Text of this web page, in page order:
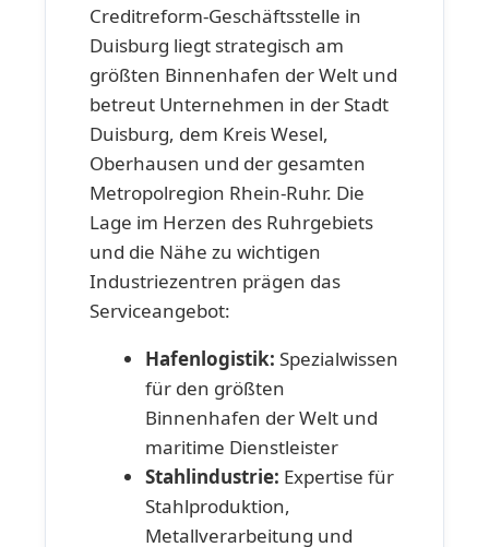
Creditreform-Geschäftsstelle in
Duisburg liegt strategisch am
größten Binnenhafen der Welt und
betreut Unternehmen in der Stadt
Duisburg, dem Kreis Wesel,
Oberhausen und der gesamten
Metropolregion Rhein-Ruhr. Die
Lage im Herzen des Ruhrgebiets
und die Nähe zu wichtigen
Industriezentren prägen das
Serviceangebot:
Hafenlogistik: Spezialwissen
für den größten
Binnenhafen der Welt und
maritime Dienstleister
Stahlindustrie: Expertise für
Stahlproduktion,
Metallverarbeitung und